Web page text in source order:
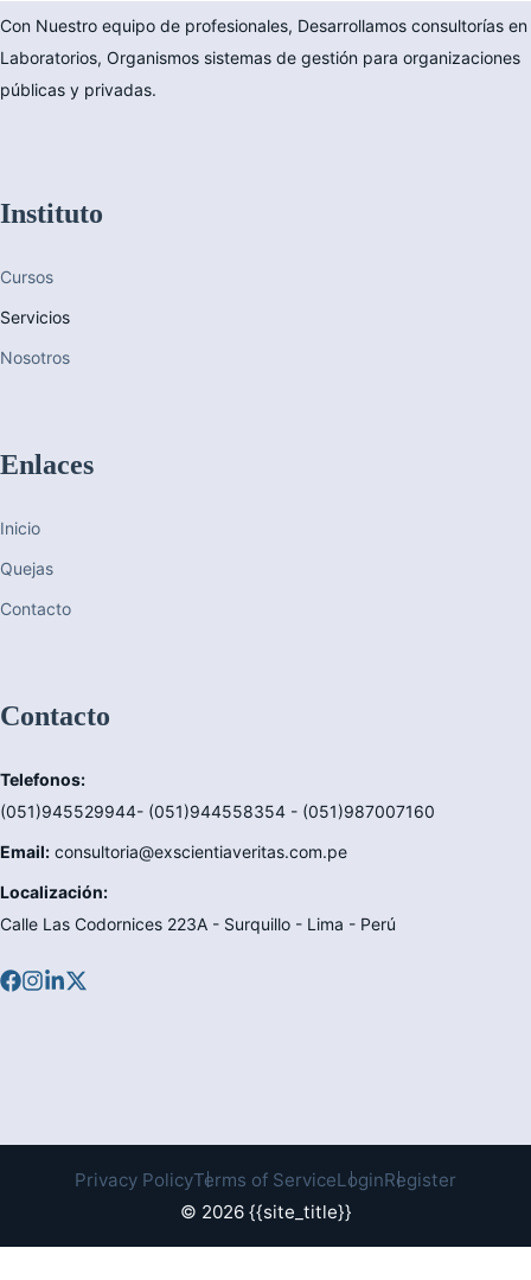
Con Nuestro equipo de profesionales, Desarrollamos consultorías en
Laboratorios, Organismos sistemas de gestión para organizaciones
públicas y privadas.
Instituto
Cursos
Servicios
Nosotros
Enlaces
Inicio
Quejas
Contacto
Contacto
Telefonos:
(051)945529944- (051)944558354 - (051)987007160
Email: consultoria@exscientiaveritas.com.pe
Localización:
Calle Las Codornices 223A - Surquillo - Lima - Perú
© 2026 {{site_title}}
Privacy PolicyTerms of ServiceLoginRegister